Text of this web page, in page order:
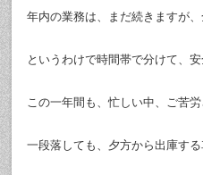
年内の業務は、まだ続きますが
というわけで時間帯で分けて、
この一年間も、忙しい中、ご苦労
一段落しても、夕方から出庫す